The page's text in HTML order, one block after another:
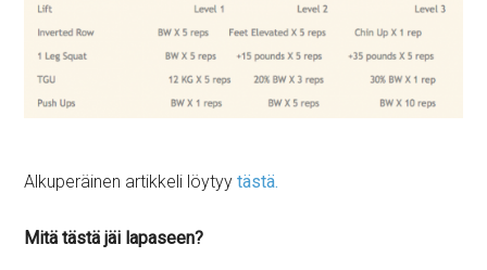
Alkuperäinen artikkeli löytyytästä.
Mitä tästä jäi lapaseen?